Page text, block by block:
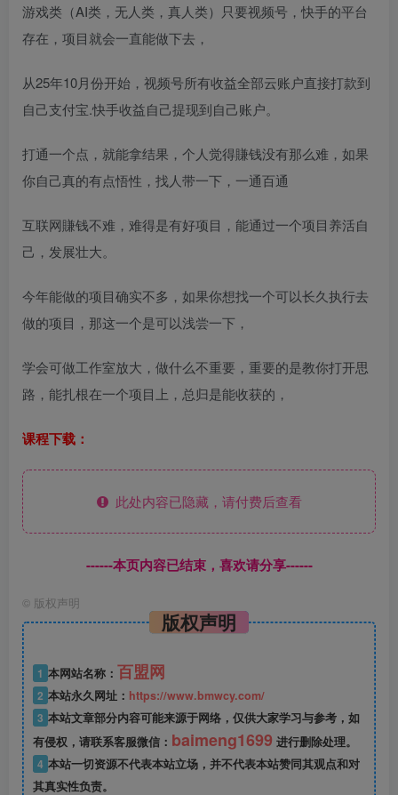
游戏类（AI类，无人类，真人类）只要视频号，快手的平台
存在，项目就会一直能做下去，
从25年10月份开始，视频号所有收益全部云账户直接打款到
自己支付宝.快手收益自己提现到自己账户。
打通一个点，就能拿结果，个人觉得賺钱没有那么难，如果
你自己真的有点悟性，找人带一下，一通百通
互联网賺钱不难，难得是有好项目，能通过一个项目养活自
己，发展壮大。
今年能做的项目确实不多，如果你想找一个可以长久执行去
做的项目，那这一个是可以浅尝一下，
学会可做工作室放大，做什么不重要，重要的是教你打开思
路，能扎根在一个项目上，总归是能收获的，
课程下载：
此处内容已隐藏，请付费后查看
------本页内容已结束，喜欢请分享------
© 版权声明
版权声明
1 本网站名称： 百盟网
2 本站永久网址： https://www.bmwcy.com/
3 本站文章部分内容可能来源于网络，仅供大家学习与参考，如
有侵权，请联系客服微信： baimeng1699 进行删除处理。
4 本站一切资源不代表本站立场，并不代表本站赞同其观点和对
其真实性负责。